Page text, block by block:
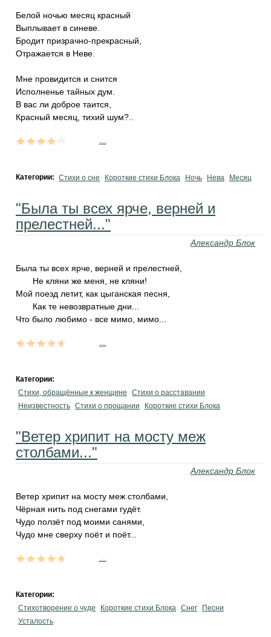
Белой ночью месяц красный
Выплывает в синеве.
Бродит призрачно-прекрасный,
Отражается в Неве.
Мне провидится и снится
Исполненье тайных дум.
В вас ли доброе таится,
Красный месяц, тихий шум?..
Категории: Стихи о сне Короткие стихи Блока Ночь Нева Месяц
"Была ты всех ярче, верней и
прелестней..."
Александр Блок
Была ты всех ярче, верней и прелестней,
Не кляни же меня, не кляни!
Мой поезд летит, как цыганская песня,
Как те невозвратные дни...
Что было любимо - все мимо, мимо...
Категории:
Стихи, обращённые к женщине
Стихи о расставании
Неизвестность Стихи о прощании Короткие стихи Блока
"Ветер хрипит на мосту меж
столбами..."
Александр Блок
Ветер хрипит на мосту меж столбами,
Чёрная нить под снегами гудёт.
Чудо ползёт под моими санями,
Чудо мне сверху поёт и поёт...
Категории:
Стихотворение о чуде
Короткие стихи Блока Снег
Песни
Усталость